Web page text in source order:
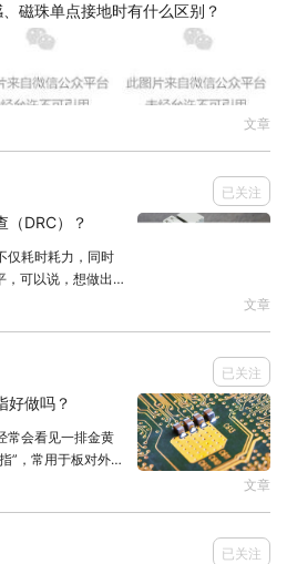
磁珠单点接地时有什么区别？
文章
已关注
（DRC）？
仅耗时耗力，同时
可以说，想做出一
容忽视的基础环
）！一般来说
文章
已关注
好做吗？
常会看见一排金黄
”，常用于板对外连
下PCB板上的金
置或设备，在实
文章
已关注